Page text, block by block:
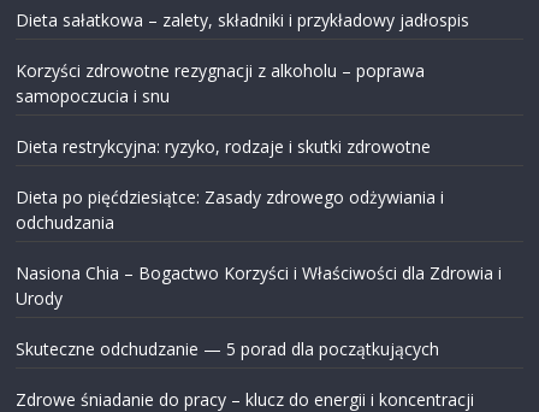
Dieta sałatkowa – zalety, składniki i przykładowy jadłospis
Korzyści zdrowotne rezygnacji z alkoholu – poprawa
samopoczucia i snu
Dieta restrykcyjna: ryzyko, rodzaje i skutki zdrowotne
Dieta po pięćdziesiątce: Zasady zdrowego odżywiania i
odchudzania
Nasiona Chia – Bogactwo Korzyści i Właściwości dla Zdrowia i
Urody
Skuteczne odchudzanie — 5 porad dla początkujących
Zdrowe śniadanie do pracy – klucz do energii i koncentracji